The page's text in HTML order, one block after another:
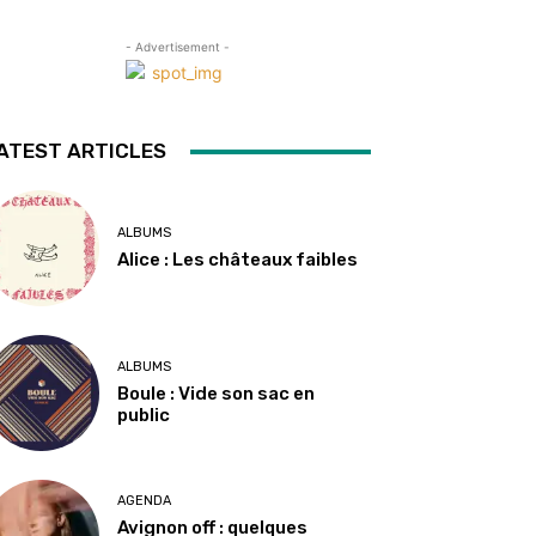
- Advertisement -
ARTICLES
ALBUMS
Alice : Les châteaux faibles
ALBUMS
Boule : Vide son sac en
public
AGENDA
Avignon off : quelques